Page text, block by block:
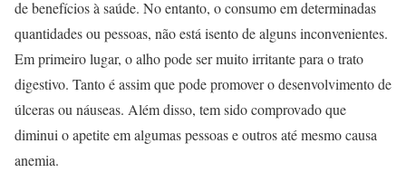
de benefícios à saúde. No entanto, o consumo em determinadas
quantidades ou pessoas, não está isento de alguns inconvenientes.
Em primeiro lugar, o alho pode ser muito irritante para o trato
digestivo. Tanto é assim que pode promover o desenvolvimento de
úlceras ou náuseas. Além disso, tem sido comprovado que
diminui o apetite em algumas pessoas e outros até mesmo causa
anemia.